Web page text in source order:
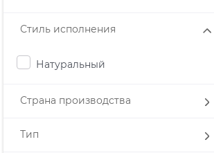
Стиль исполнения
Натуральный
Страна производства
Тип